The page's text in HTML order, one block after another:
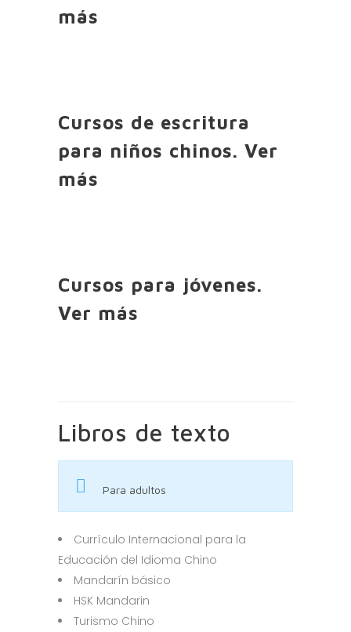
más
Cursos de escritura
para niños chinos. Ver
más
Cursos para jóvenes.
Ver más
Libros de texto
Para adultos
Currículo Internacional para la
Educación del Idioma Chino
Mandarín básico
HSK Mandarin
Turismo Chino